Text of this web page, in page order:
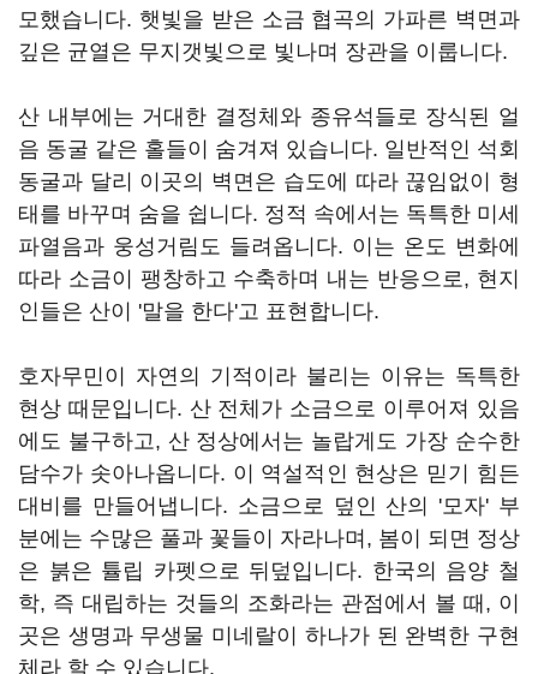
모했습니다. 햇빛을 받은 소금 협곡의 가파른 벽면과
깊은 균열은 무지갯빛으로 빛나며 장관을 이룹니다.
산 내부에는 거대한 결정체와 종유석들로 장식된 얼
음 동굴 같은 홀들이 숨겨져 있습니다. 일반적인 석회
동굴과 달리 이곳의 벽면은 습도에 따라 끊임없이 형
태를 바꾸며 숨을 쉽니다. 정적 속에서는 독특한 미세
파열음과 웅성거림도 들려옵니다. 이는 온도 변화에
따라 소금이 팽창하고 수축하며 내는 반응으로, 현지
인들은 산이 '말을 한다'고 표현합니다.
호자무민이 자연의 기적이라 불리는 이유는 독특한
현상 때문입니다. 산 전체가 소금으로 이루어져 있음
에도 불구하고, 산 정상에서는 놀랍게도 가장 순수한
담수가 솟아나옵니다. 이 역설적인 현상은 믿기 힘든
대비를 만들어냅니다. 소금으로 덮인 산의 '모자' 부
분에는 수많은 풀과 꽃들이 자라나며, 봄이 되면 정상
은 붉은 튤립 카펫으로 뒤덮입니다. 한국의 음양 철
학, 즉 대립하는 것들의 조화라는 관점에서 볼 때, 이
곳은 생명과 무생물 미네랄이 하나가 된 완벽한 구현
체라 할 수 있습니다.